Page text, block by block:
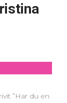
”Har du en